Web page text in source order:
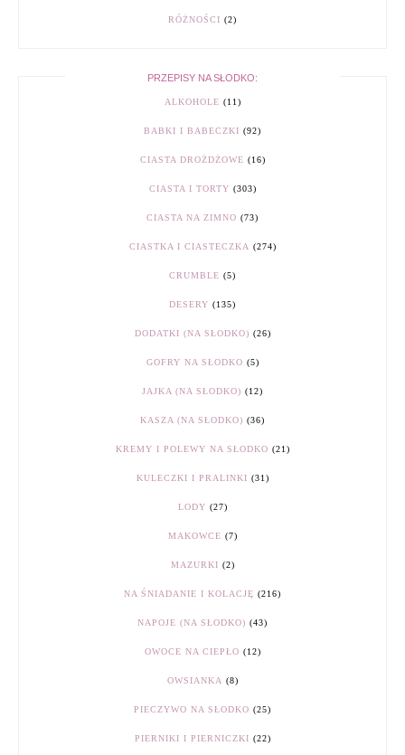
RÓŻNOŚCI (2)
PRZEPISY NA SŁODKO:
ALKOHOLE (11)
BABKI I BABECZKI (92)
CIASTA DROŻDŻOWE (16)
CIASTA I TORTY (303)
CIASTA NA ZIMNO (73)
CIASTKA I CIASTECZKA (274)
CRUMBLE (5)
DESERY (135)
DODATKI (NA SŁODKO) (26)
GOFRY NA SŁODKO (5)
JAJKA (NA SŁODKO) (12)
KASZA (NA SŁODKO) (36)
KREMY I POLEWY NA SŁODKO (21)
KULECZKI I PRALINKI (31)
LODY (27)
MAKOWCE (7)
MAZURKI (2)
NA ŚNIADANIE I KOLACJĘ (216)
NAPOJE (NA SŁODKO) (43)
OWOCE NA CIEPŁO (12)
OWSIANKA (8)
PIECZYWO NA SŁODKO (25)
PIERNIKI I PIERNICZKI (22)